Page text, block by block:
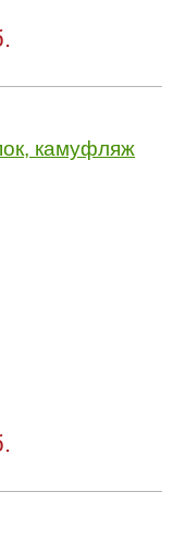
камуфляж